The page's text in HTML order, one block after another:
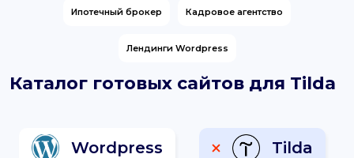
Ипотечный брокер Кадровое агентство
Лендинги Wordpress
Каталог готовых сайтов для Tilda
Wordpress Tilda